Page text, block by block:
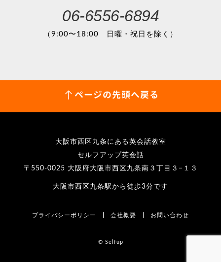
06-6556-6894
（9:00〜18:00 日曜・祝日を除く）
ページの先頭へ戻る
大阪市西区九条にある英会話教室
セルフアップ英会話
〒550-0025 大阪府大阪市西区九条南３丁目３−１３
大阪市西区九条駅から徒歩3分です
プライバシーポリシー 会社概要 お問い合わせ
© Selfup